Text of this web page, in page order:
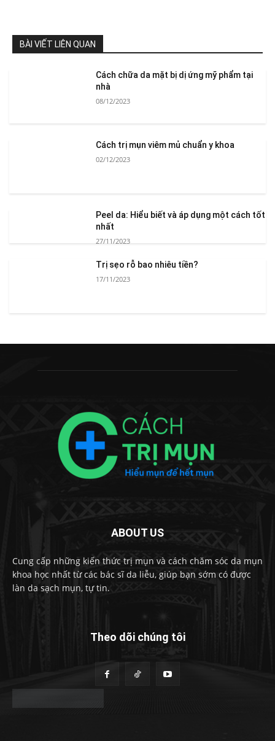
BÀI VIẾT LIÊN QUAN
Cách chữa da mặt bị dị ứng mỹ phẩm tại
nhà
08/12/2023
Cách trị mụn viêm mủ chuẩn y khoa
02/12/2023
Peel da: Hiểu biết và áp dụng một cách tốt
nhất
27/11/2023
Trị sẹo rỗ bao nhiêu tiền?
17/11/2023
ABOUT US
Cung cấp những kiến thức trị mụn và cách chăm sóc da mụn
khoa học nhất từ các bác sĩ da liễu, giúp bạn sớm có được
làn da sạch mụn, tự tin.
Theo dõi chúng tôi